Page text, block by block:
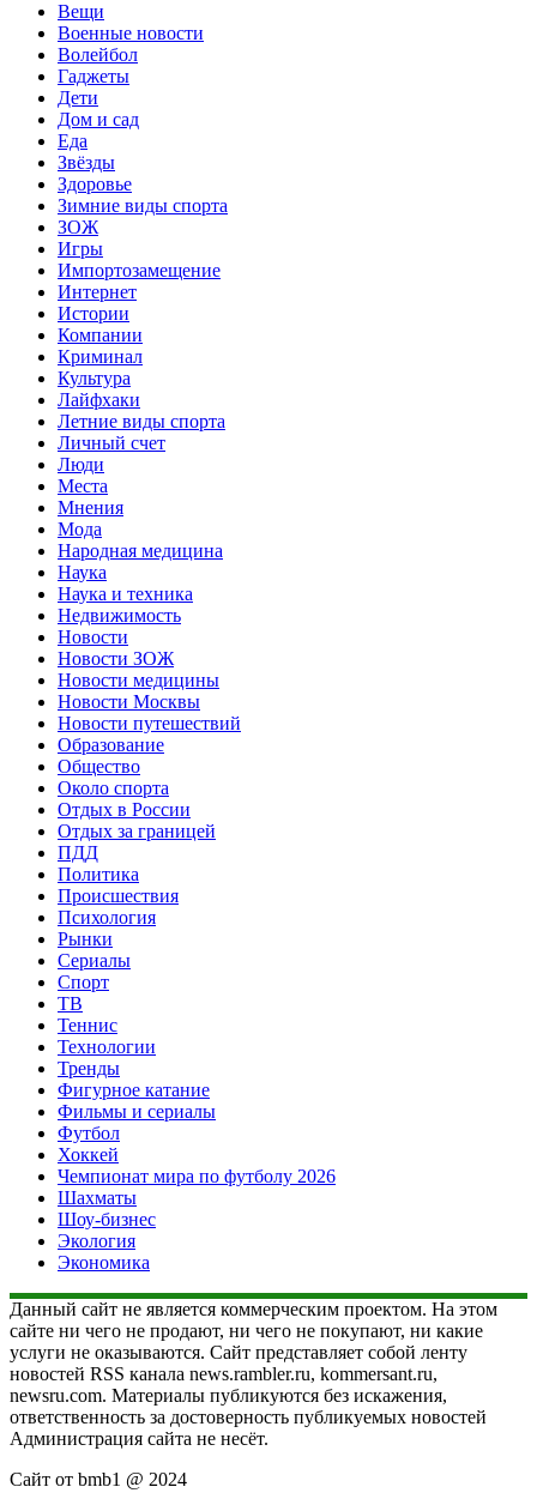
Вещи
Военные новости
Волейбол
Гаджеты
Дети
Дом и сад
Еда
Звёзды
Здоровье
Зимние виды спорта
ЗОЖ
Игры
Импортозамещение
Интернет
Истории
Компании
Криминал
Культура
Лайфхаки
Летние виды спорта
Личный счет
Люди
Места
Мнения
Мода
Народная медицина
Наука
Наука и техника
Недвижимость
Новости
Новости ЗОЖ
Новости медицины
Новости Москвы
Новости путешествий
Образование
Общество
Около спорта
Отдых в России
Отдых за границей
ПДД
Политика
Происшествия
Психология
Рынки
Сериалы
Спорт
ТВ
Теннис
Технологии
Тренды
Фигурное катание
Фильмы и сериалы
Футбол
Хоккей
Чемпионат мира по футболу 2026
Шахматы
Шоу-бизнес
Экология
Экономика
Данный сайт не является коммерческим проектом. На этом
сайте ни чего не продают, ни чего не покупают, ни какие
услуги не оказываются. Сайт представляет собой ленту
новостей RSS канала news.rambler.ru, kommersant.ru,
newsru.com. Материалы публикуются без искажения,
ответственность за достоверность публикуемых новостей
Администрация сайта не несёт.
Сайт от bmb1 @ 2024